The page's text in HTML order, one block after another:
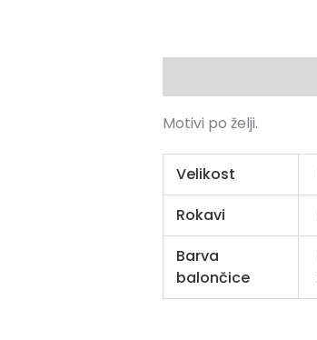
Motivi po želji.
Velikost
Rokavi
Barva
balončice